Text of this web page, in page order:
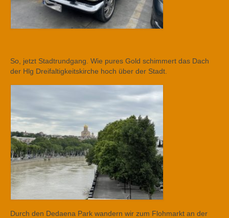
So, jetzt Stadtrundgang. Wie pures Gold schimmert das Dach
der Hlg Dreifaltigkeitskirche hoch über der Stadt.
Durch den Dedaena Park wandern wir zum Flohmarkt an der